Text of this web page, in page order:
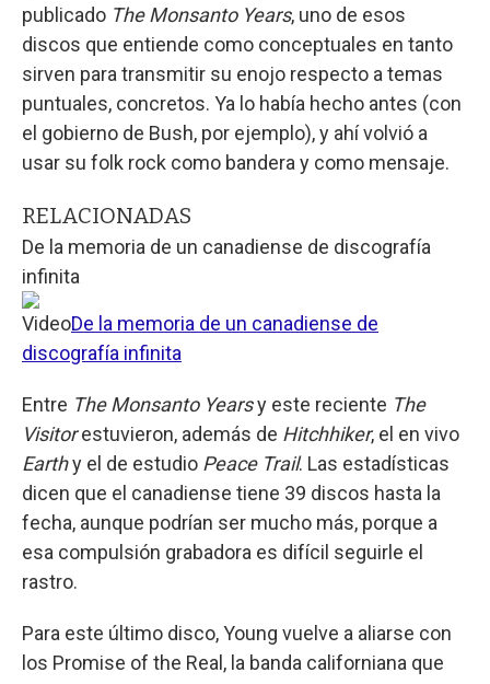
publicado The Monsanto Years, uno de esos
discos que entiende como conceptuales en tanto
sirven para transmitir su enojo respecto a temas
puntuales, concretos. Ya lo había hecho antes (con
el gobierno de Bush, por ejemplo), y ahí volvió a
usar su folk rock como bandera y como mensaje.
RELACIONADAS
De la memoria de un canadiense de discografía
infinita
VideoDe la memoria de un canadiense de
discografía infinita
Entre The Monsanto Yearsy este reciente The
Visitorestuvieron, además de Hitchhiker, el en vivo
Earthy el de estudio Peace Trail. Las estadísticas
dicen que el canadiense tiene 39 discos hasta la
fecha, aunque podrían ser mucho más, porque a
esa compulsión grabadora es difícil seguirle el
rastro.
Para este último disco, Young vuelve a aliarse con
los Promise of the Real, la banda californiana que